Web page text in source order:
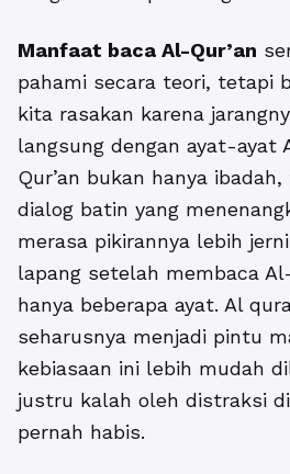
Manfaat baca Al-Qur’an
pahami secara teori, tetapi
kita rasakan karena
langsung dengan ayat-ayat
Qur’an bukan hanya
dialog batin yang
merasa pikirannya lebih
lapang setelah membaca
hanya beberapa ayat. Al
seharusnya menjadi pintu
kebiasaan ini lebih mudah
justru kalah oleh distraksi
pernah habis.